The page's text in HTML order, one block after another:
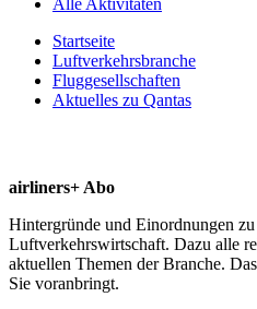
Startseite
Luftverkehrsbranche
Fluggesellschaften
Aktuelles zu Qantas
airliners+ Abo
Hintergründe und Einordnungen
Luftverkehrswirtschaft. Dazu alle
aktuellen Themen der Branche.
Sie voranbringt.